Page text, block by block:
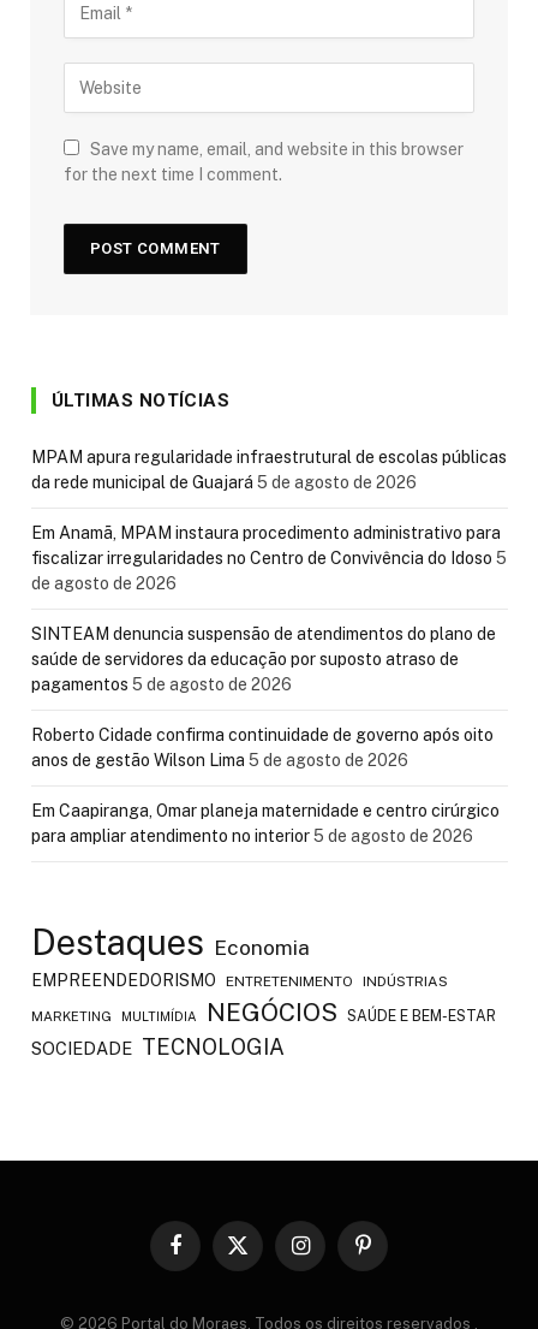
Save my name, email, and website in this browser
for the next time I comment.
ÚLTIMAS NOTÍCIAS
MPAM apura regularidade infraestrutural de escolas públicas
da rede municipal de Guajará 5 de agosto de 2026
Em Anamã, MPAM instaura procedimento administrativo para
fiscalizar irregularidades no Centro de Convivência do Idoso 5
de agosto de 2026
SINTEAM denuncia suspensão de atendimentos do plano de
saúde de servidores da educação por suposto atraso de
pagamentos 5 de agosto de 2026
Roberto Cidade confirma continuidade de governo após oito
anos de gestão Wilson Lima 5 de agosto de 2026
Em Caapiranga, Omar planeja maternidade e centro cirúrgico
para ampliar atendimento no interior5 de agosto de 2026
Destaques Economia
EMPREENDEDORISMO ENTRETENIMENTO INDÚSTRIAS
MARKETING MULTIMÍDIA NEGÓCIOS SAÚDE E BEM-ESTAR
SOCIEDADE TECNOLOGIA
Facebook
X
InstagramPinterest
© 2026 Portal do Moraes. Todos os direitos reservados